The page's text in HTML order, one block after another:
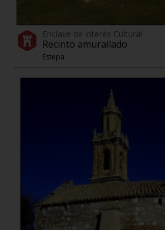
Enclave de interés Cultural
Recinto amurallado
Estepa